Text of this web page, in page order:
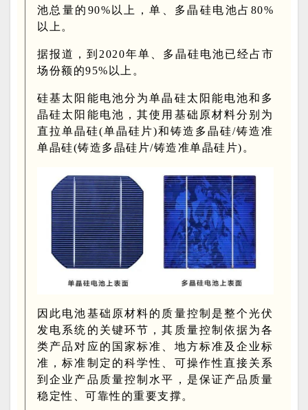
池总量的90%以上，单、多晶硅电池占80%
以上。
据报道，到2020年单、多晶硅电池已经占市
场份额的95%以上。
硅基太阳能电池分为单晶硅太阳能电池和多
晶硅太阳能电池，其使用基础原材料分别为
直拉单晶硅(单晶硅片)和铸造多晶硅/铸造准
单晶硅(铸造多晶硅片/铸造准单晶硅片)。
因此电池基础原材料的质量控制是整个光伏
发电系统的关键环节，其质量控制依据为各
类产品对应的国家标准、地方标准及企业标
准，标准制定的科学性、可操作性直接关系
到企业产品质量控制水平，是保证产品质量
稳定性、可靠性的重要支撑。